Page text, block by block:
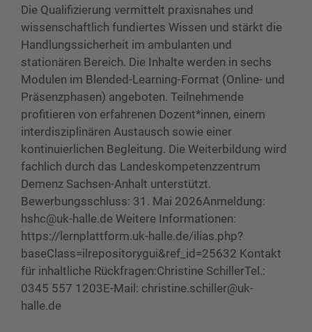
Die Qualifizierung vermittelt praxisnahes und
wissenschaftlich fundiertes Wissen und stärkt die
Handlungssicherheit im ambulanten und
stationären Bereich. Die Inhalte werden in sechs
Modulen im Blended-Learning-Format (Online- und
Präsenzphasen) angeboten. Teilnehmende
profitieren von erfahrenen Dozent*innen, einem
interdisziplinären Austausch sowie einer
kontinuierlichen Begleitung. Die Weiterbildung wird
fachlich durch das Landeskompetenzzentrum
Demenz Sachsen-Anhalt unterstützt.
Bewerbungsschluss: 31. Mai 2026Anmeldung:
hshc@uk-halle.de Weitere Informationen:
https://lernplattform.uk-halle.de/ilias.php?
baseClass=ilrepositorygui&ref_id=25632 Kontakt
für inhaltliche Rückfragen:Christine SchillerTel.:
0345 557 1203E-Mail: christine.schiller@uk-
halle.de